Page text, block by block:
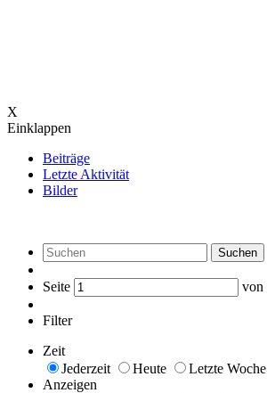
X
Einklappen
Beiträge
Letzte Aktivität
Bilder
Suchen
Seite von
Filter
Zeit
Jederzeit
Heute Letzte Woche
Anzeigen